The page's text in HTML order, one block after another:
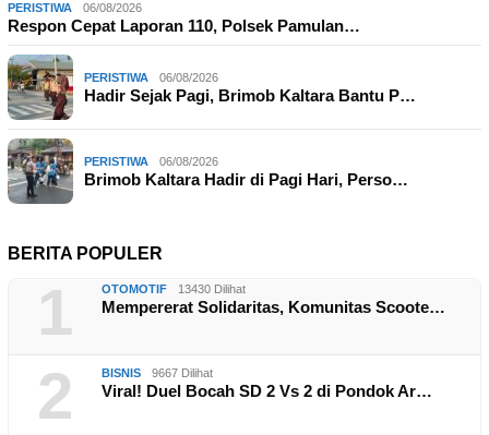
PERISTIWA 06/08/2026
Respon Cepat Laporan 110, Polsek Pamulan…
PERISTIWA 06/08/2026
Hadir Sejak Pagi, Brimob Kaltara Bantu P…
PERISTIWA 06/08/2026
Brimob Kaltara Hadir di Pagi Hari, Perso…
BERITA POPULER
1 OTOMOTIF 13430 Dilihat
Mempererat Solidaritas, Komunitas Scoote…
2 BISNIS 9667 Dilihat
Viral! Duel Bocah SD 2 Vs 2 di Pondok Ar…